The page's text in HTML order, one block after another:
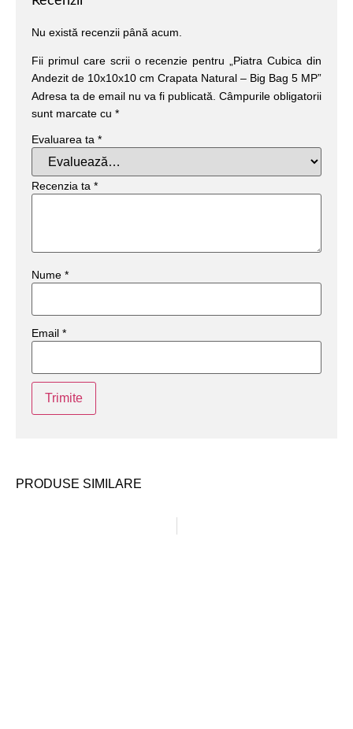
PRODUSE SIMILARE
Nu există recenzii până acum.
Fii primul care scrii o recenzie pentru „Piatra Cubica din
Andezit de 10x10x10 cm Crapata Natural – Big Bag 5 MP”
Adresa ta de email nu va fi publicată. Câmpurile obligatorii
sunt marcate cu *
Evaluarea ta *
Recenzia ta *
Nume *
Email *